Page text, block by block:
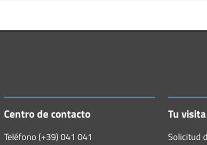
Centro de contacto
Teléfono (+39) 041 041
Tu visita
Solicitud